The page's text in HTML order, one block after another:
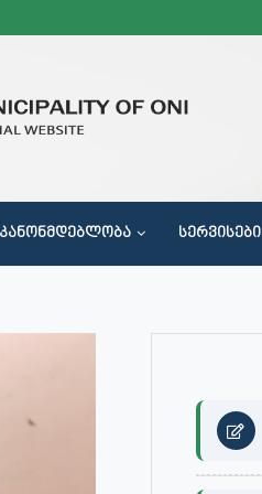
ᲙᲐᲜᲝᲜᲛᲓᲔᲑᲚᲝᲑᲐ ᲡᲔᲠᲕᲘᲡᲔᲑᲘ